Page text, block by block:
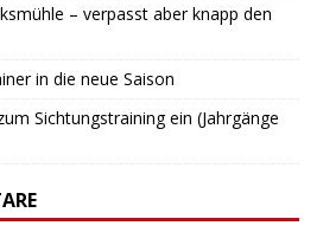
– verpasst aber knapp den
in die neue Saison
Sichtungstraining ein (Jahrgänge